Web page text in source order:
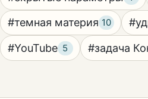
#темная материя 10
#YouTube 5 #задача